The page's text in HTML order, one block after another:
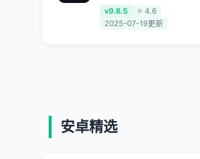
海外听歌,玩国服游戏 简单易
用。
v9.8.5
⭐ 4.6
2025-07-19更新
安卓精选